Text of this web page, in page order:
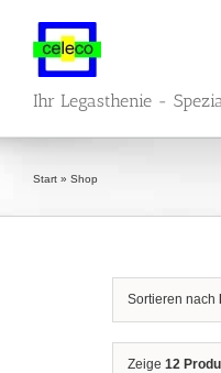
springen
Ihr Legasthenie -
Start » Shop
Sortieren nach
Zeige 12